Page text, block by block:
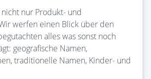
nur Produkt- und
werfen einen Blick über den
alles was sonst noch
geografische Namen,
traditionelle Namen, Kinder- und